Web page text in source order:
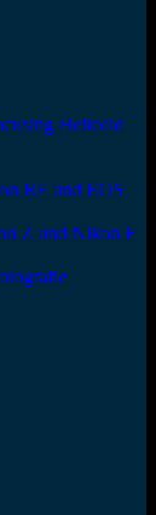
Helicoid
RF und EOS
Z und Nikon F